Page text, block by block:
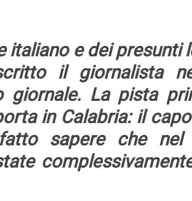
italiano e dei presunti
il giornalista
La pista
in Calabria: il
sapere che nel